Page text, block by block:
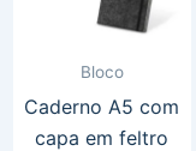
Bloco
Caderno A5 com
capa em feltro